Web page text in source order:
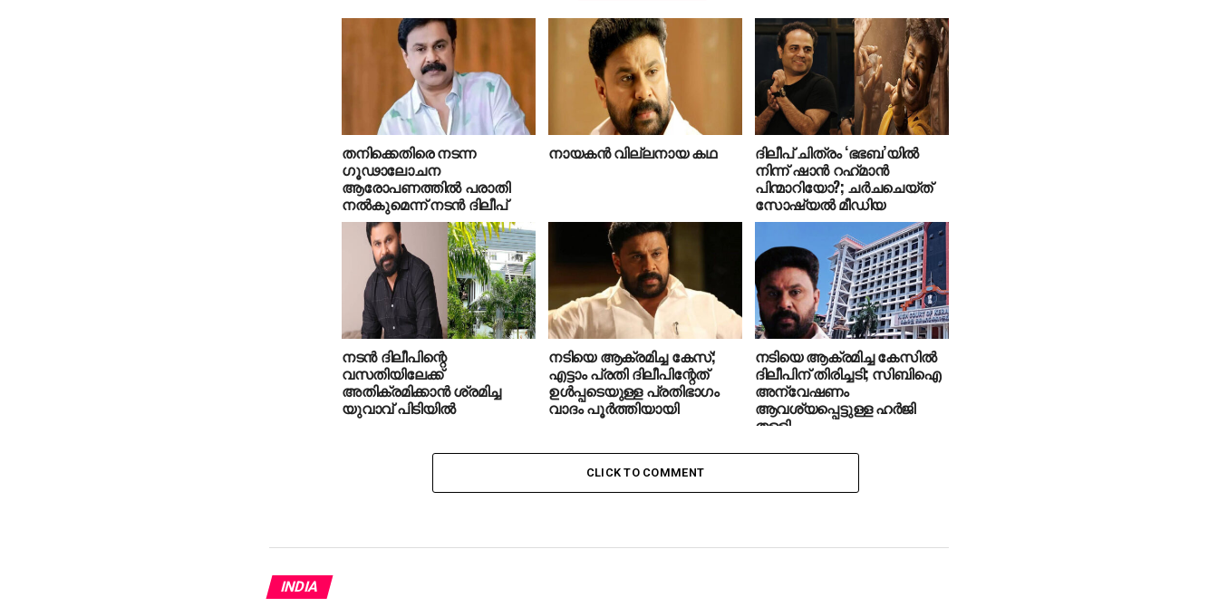
തനിക്കെതിരെ നടന്ന
ഗൂഢാലോചന
ആരോപണത്തില്‍ പരാതി
നല്‍കുമെന്ന് നടന്‍ ദിലീപ്
നായകന്‍ വില്ലനായ കഥ ദിലീപ് ചിത്രം ‘ഭഭബ’യില്‍
നിന്ന് ഷാന്‍ റഹ്‌മാന്‍
പിന്മാറിയോ?; ചര്‍ചചെയ്ത്
സോഷ്യല്‍ മീഡിയ
നടന്‍ ദിലീപിന്റെ
വസതിയിലേക്ക്
അതിക്രമിക്കാന്‍ ശ്രമിച്ച
യുവാവ് പിടിയില്‍
നടിയെ ആക്രമിച്ച കേസ്;
എട്ടാം പ്രതി ദിലീപിന്റേത്
ഉള്‍പ്പടെയുള്ള പ്രതിഭാഗം
വാദം പൂര്‍ത്തിയായി
നടിയെ ആക്രമിച്ച കേസിൽ
ദിലീപിന് തിരിച്ചടി; സിബിഐ
അന്വേഷണം
ആവശ്യപ്പെട്ടുള്ള ഹർജി
തള്ളി
CLICK TO COMMENT
INDIA